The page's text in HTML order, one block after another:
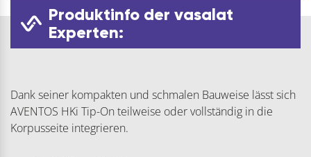
Produktinfo der vasalat
Experten:
Dank seiner kompakten und schmalen Bauweise lässt sich
AVENTOS HKi Tip-On teilweise oder vollständig in die
Korpusseite integrieren.